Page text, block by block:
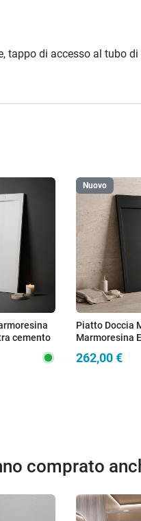
tappo di accesso al tubo
cemento
Nuovo
Piatto Doccia
Marmoresina
262,00 €
comprato